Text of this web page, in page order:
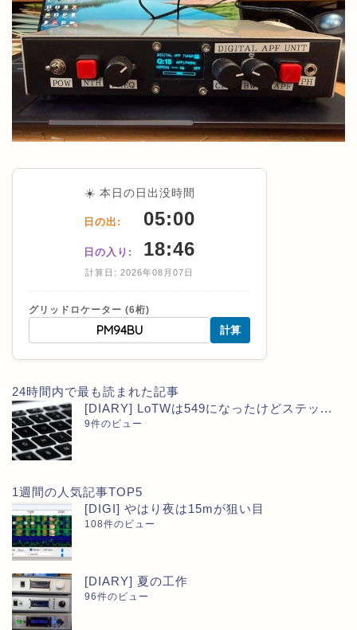
☀️ 本日の日出没時間
日の出: 05:00
日の入り: 18:46
計算日: 2026年08月07日
グリッドロケーター (6桁)
計算
24時間内で最も読まれた記事
[DIARY] LoTWは549になったけどステッ...
9件のビュー
1週間の人気記事TOP5
[DIGI] やはり夜は15mが狙い目
108件のビュー
[DIARY] 夏の工作
96件のビュー